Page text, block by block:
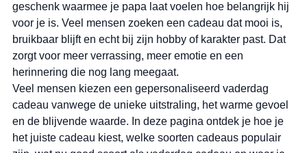
geschenk waarmee je papa laat voelen hoe belangrijk hij
voor je is. Veel mensen zoeken een cadeau dat mooi is,
bruikbaar blijft en echt bij zijn hobby of karakter past. Dat
zorgt voor meer verrassing, meer emotie en een
herinnering die nog lang meegaat.
Veel mensen kiezen een gepersonaliseerd vaderdag
cadeau vanwege de unieke uitstraling, het warme gevoel
en de blijvende waarde. In deze pagina ontdek je hoe je
het juiste cadeau kiest, welke soorten cadeaus populair